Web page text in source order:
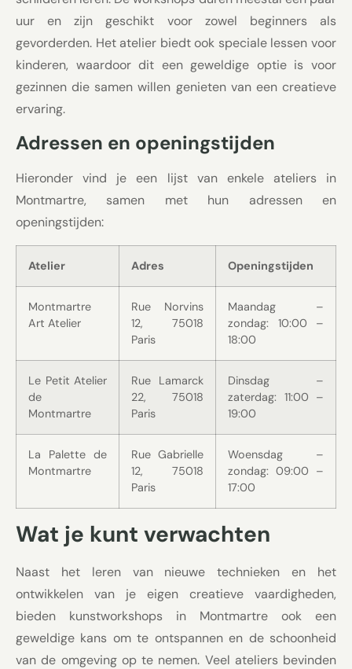
uur en zijn geschikt voor zowel beginners als
gevorderden. Het atelier biedt ook speciale lessen voor
kinderen, waardoor dit een geweldige optie is voor
gezinnen die samen willen genieten van een creatieve
ervaring.
Adressen en openingstijden
Hieronder vind je een lijst van enkele ateliers in
Montmartre, samen met hun adressen en
openingstijden:
Atelier Adres Openingstijden
Montmartre
Art Atelier
Rue Norvins
12, 75018
Paris
Maandag –
zondag: 10:00 –
18:00
Le Petit Atelier
de
Montmartre
Rue Lamarck
22, 75018
Paris
Dinsdag –
zaterdag: 11:00 –
19:00
La Palette de
Montmartre
Rue Gabrielle
12, 75018
Paris
Woensdag –
zondag: 09:00 –
17:00
Wat je kunt verwachten
Naast het leren van nieuwe technieken en het
ontwikkelen van je eigen creatieve vaardigheden,
bieden kunstworkshops in Montmartre ook een
geweldige kans om te ontspannen en de schoonheid
van de omgeving op te nemen. Veel ateliers bevinden